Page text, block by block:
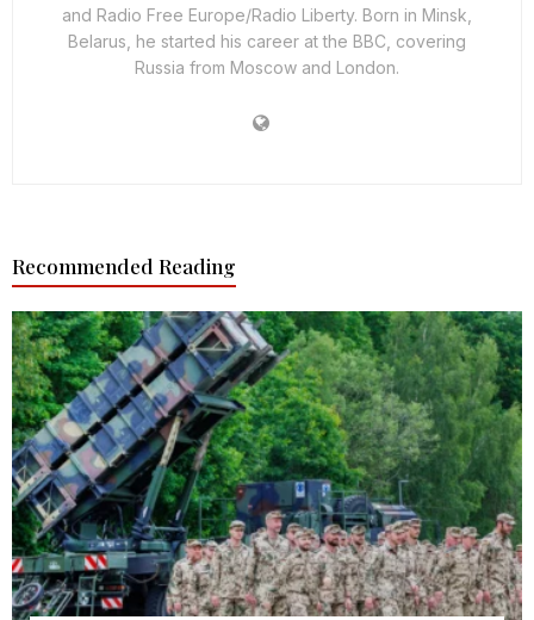
and Radio Free Europe/Radio Liberty. Born in Minsk,
Belarus, he started his career at the BBC, covering
Russia from Moscow and London.
Recommended Reading